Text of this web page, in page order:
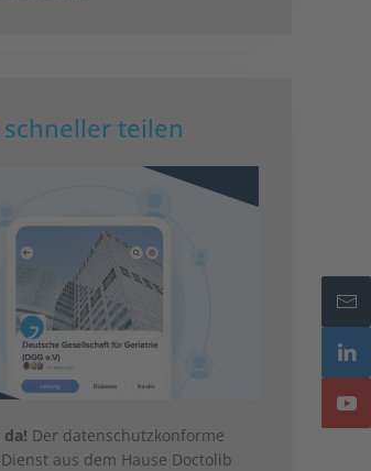
teilen
Der datenschutzkonforme
aus dem Hause Doctolib